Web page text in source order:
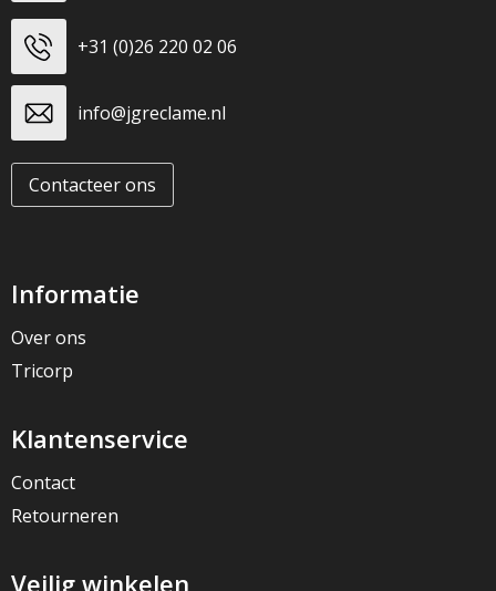
+31 (0)26 220 02 06
info@jgreclame.nl
Contacteer ons
Informatie
Over ons
Tricorp
Klantenservice
Contact
Retourneren
Veilig winkelen